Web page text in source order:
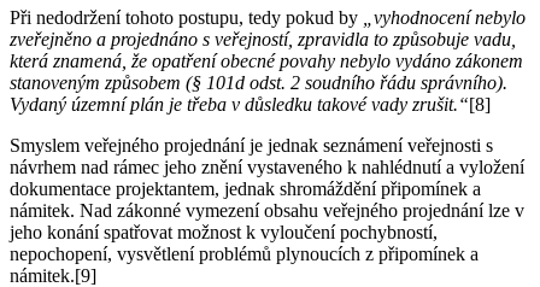
Při nedodržení tohoto postupu, tedy pokud by
„vyhodnocení nebylo
zveřejněno a projednáno s veřejností, zpravidla to způsobuje vadu,
která znamená, že opatření obecné povahy nebylo vydáno zákonem
stanoveným způsobem (§ 101d odst. 2 soudního řádu správního).
Vydaný územní plán je třeba v důsledku takové vady zrušit.“[8]
Smyslem veřejného projednání je jednak seznámení veřejnosti s
návrhem nad rámec jeho znění vystaveného k nahlédnutí a vyložení
dokumentace projektantem, jednak shromáždění připomínek a
námitek. Nad zákonné vymezení obsahu veřejného projednání lze v
jeho konání spatřovat možnost k vyloučení pochybností,
nepochopení, vysvětlení problémů plynoucích z připomínek a
námitek.[9]